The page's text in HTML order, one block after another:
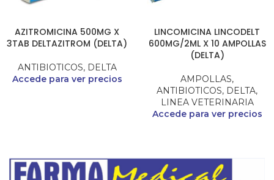
AZITROMICINA 500MG X
3TAB DELTAZITROM (DELTA)
ANTIBIOTICOS, DELTA
Accede para ver precios
LINCOMICINA LINCODELT
600MG/2ML X 10 AMPOLLAS
(DELTA)
AMPOLLAS,
ANTIBIOTICOS, DELTA,
LINEA VETERINARIA
Accede para ver precios